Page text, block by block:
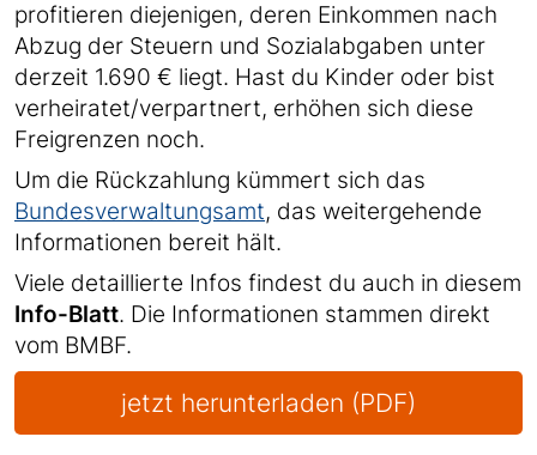
profitieren diejenigen, deren Einkommen nach
Abzug der Steuern und Sozialabgaben unter
derzeit 1.690 € liegt. Hast du Kinder oder bist
verheiratet/verpartnert, erhöhen sich diese
Freigrenzen noch.
Um die Rückzahlung kümmert sich das
Bundesverwaltungsamt, das weitergehende
Informationen bereit hält.
Viele detaillierte Infos findest du auch in diesem
Info-Blatt. Die Informationen stammen direkt
vom BMBF.
jetzt herunterladen (PDF)